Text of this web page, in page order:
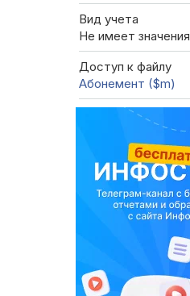
Вид учета
Не имеет значения
Доступ к файлу
Абонемент ($m)